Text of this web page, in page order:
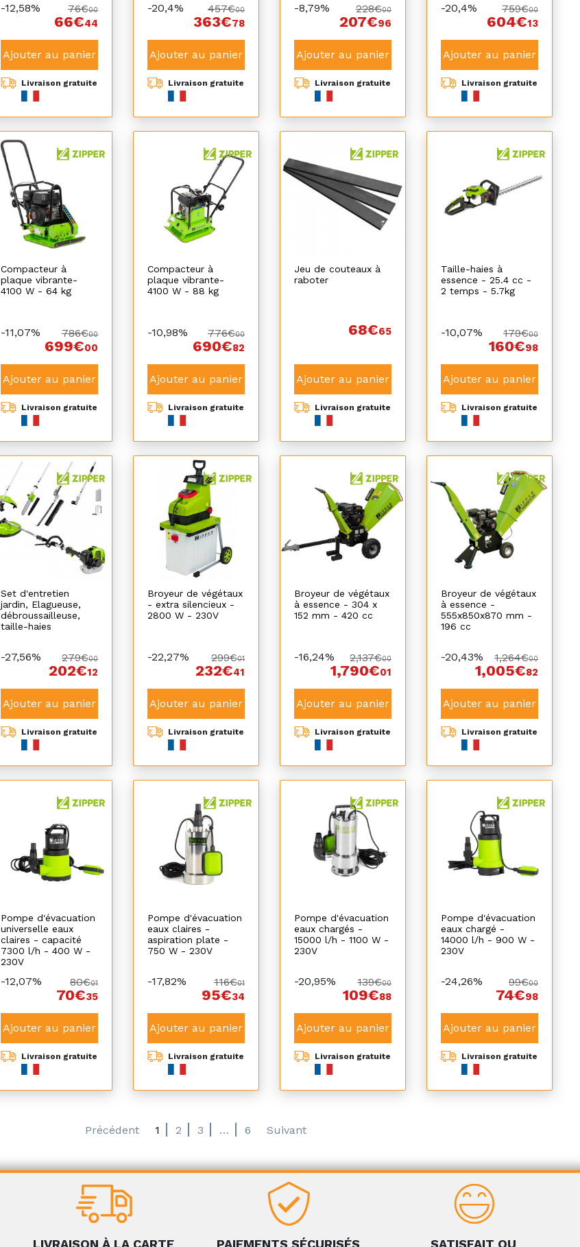
-12,58% 76€00
66€44
Ajouter au panier
Livraison gratuite
-20,4% 457€00
363€78
Ajouter au panier
Livraison gratuite
-8,79% 228€00
207€96
Ajouter au panier
Livraison gratuite
-20,4% 759€00
604€13
Ajouter au panier
Livraison gratuite
Compacteur à
plaque vibrante-
4100 W - 64 kg
-11,07% 786€00
699€00
Ajouter au panier
Livraison gratuite
Compacteur à
plaque vibrante-
4100 W - 88 kg
-10,98% 776€00
690€82
Ajouter au panier
Livraison gratuite
Jeu de couteaux à
raboter
68€65
Ajouter au panier
Livraison gratuite
Taille-haies à
essence - 25.4 cc -
2 temps - 5.7kg
-10,07% 179€00
160€98
Ajouter au panier
Livraison gratuite
Set d'entretien
jardin, Elagueuse,
débroussailleuse,
taille-haies
-27,56% 279€00
202€12
Ajouter au panier
Livraison gratuite
Broyeur de végétaux
- extra silencieux -
2800 W - 230V
-22,27% 299€01
232€41
Ajouter au panier
Livraison gratuite
Broyeur de végétaux
à essence - 304 x
152 mm - 420 cc
-16,24% 2,137€00
1,790€01
Ajouter au panier
Livraison gratuite
Broyeur de végétaux
à essence -
555x850x870 mm -
196 cc
-20,43% 1,264€00
1,005€82
Ajouter au panier
Livraison gratuite
Pompe d'évacuation
universelle eaux
claires - capacité
7300 l/h - 400 W -
230V
-12,07% 80€01
70€35
Ajouter au panier
Livraison gratuite
Pompe d'évacuation
eaux claires -
aspiration plate -
750 W - 230V
-17,82% 116€01
95€34
Ajouter au panier
Livraison gratuite
Pompe d'évacuation
eaux chargés -
15000 l/h - 1100 W -
230V
-20,95% 139€00
109€88
Ajouter au panier
Livraison gratuite
Pompe d'évacuation
eaux chargé -
14000 l/h - 900 W -
230V
-24,26% 99€00
74€98
Ajouter au panier
Livraison gratuite
Précédent 1 2 3 … 6 Suivant
LIVRAISON À LA CARTE PAIEMENTS SÉCURISÉS SATISFAIT OU